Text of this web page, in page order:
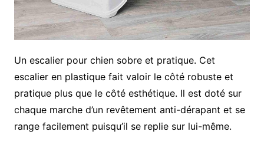
Un escalier pour chien sobre et pratique. Cet
escalier en plastique fait valoir le côté robuste et
pratique plus que le côté esthétique. Il est doté sur
chaque marche d’un revêtement anti-dérapant et se
range facilement puisqu’il se replie sur lui-même.